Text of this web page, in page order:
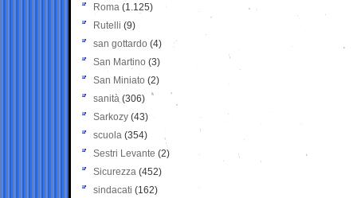
Roma (1.125)
Rutelli (9)
san gottardo (4)
San Martino (3)
San Miniato (2)
sanità (306)
Sarkozy (43)
scuola (354)
Sestri Levante (2)
Sicurezza (452)
sindacati (162)